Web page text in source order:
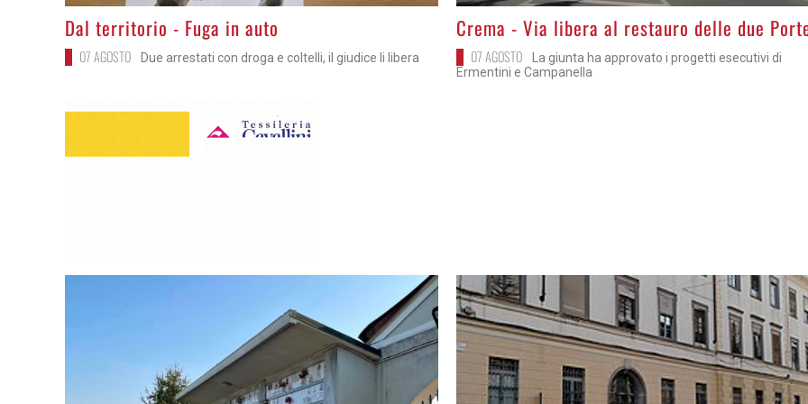
>
Dal territorio - Fuga in auto
07 AGOSTO Due arrestati con droga e coltelli, il giudice li libera
>
Crema - Via libera al restauro delle due
07 AGOSTO
La giunta ha approvato i progetti esecutivi di
Ermentini e Campanella